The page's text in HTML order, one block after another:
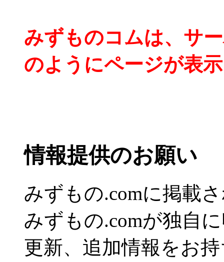
みずものコムは、サ
のようにページが表
情報提供のお願い
みずもの.comに掲載
みずもの.comが独自
更新、追加情報をお